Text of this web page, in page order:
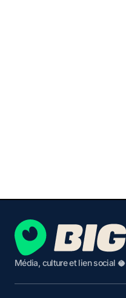
Média, culture et lien social 🥥